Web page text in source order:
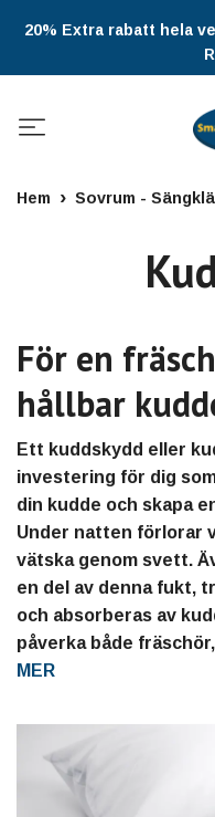
20% Extra rabatt hela
Hem Sovrum -
För en
hållbar
Ett kuddskydd eller
investering för dig
din kudde och skapa
Under natten förlorar
vätska genom svett.
en del av denna fukt,
och absorberas av
påverka både
MER